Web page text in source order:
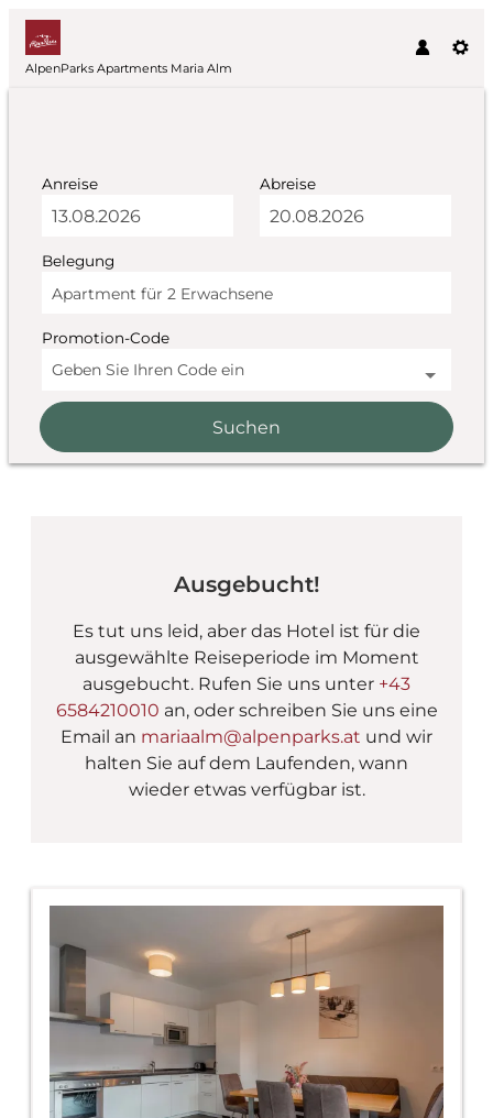
Anreise Abreise
Belegung
Apartment für 2 Erwachsene
Promotion-Code
Geben Sie Ihren Code ein
Suchen
AlpenParks Apartments Maria Alm
Ausgebucht!
Es tut uns leid, aber das Hotel ist für die
ausgewählte Reiseperiode im Moment
ausgebucht. Rufen Sie uns unter +43
6584210010 an, oder schreiben Sie uns eine
Email an mariaalm@alpenparks.at und wir
halten Sie auf dem Laufenden, wann
wieder etwas verfügbar ist.